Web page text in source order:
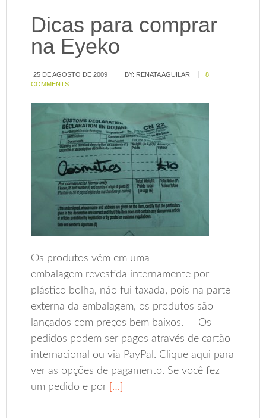
Dicas para comprar
na Eyeko
25 DE AGOSTO DE 2009 BY: RENATA AGUILAR
8
COMMENTS
Os produtos vêm em uma
embalagem revestida internamente por
plástico bolha, não fui taxada, pois na parte
externa da embalagem, os produtos são
lançados com preços bem baixos. Os
pedidos podem ser pagos através de cartão
internacional ou via PayPal. Clique aqui para
ver as opções de pagamento. Se você fez
um pedido e por […]